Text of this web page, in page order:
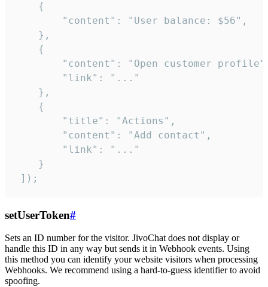
    {
        "content": "User balance: $56",
    },
    {
"content": "Open customer
        "link": "..."
    },
    {
        "title": "Actions",
        "content": "Add contact",
        "link": "..."
    }
]);
setUserToken#
Sets an ID number for the visitor. JivoChat does not display or
handle this ID in any way but sends it in Webhook events. Using
this method you can identify your website visitors when processing
Webhooks. We recommend using a hard-to-guess identifier to avoid
spoofing.